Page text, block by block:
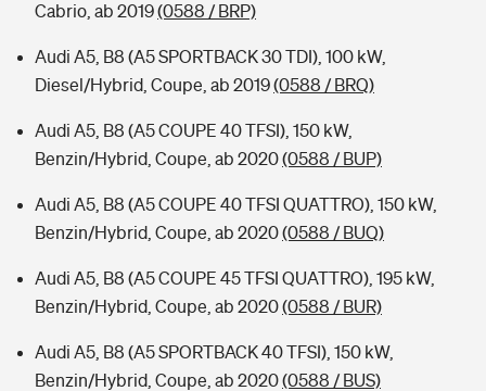
Cabrio, ab 2019(0588 / BRP)
Audi A5, B8 (A5 SPORTBACK 30 TDI), 100 kW,
Diesel/Hybrid, Coupe, ab 2019(0588 / BRQ)
Audi A5, B8 (A5 COUPE 40 TFSI), 150 kW,
Benzin/Hybrid, Coupe, ab 2020(0588 / BUP)
Audi A5, B8 (A5 COUPE 40 TFSI QUATTRO), 150 kW,
Benzin/Hybrid, Coupe, ab 2020(0588 / BUQ)
Audi A5, B8 (A5 COUPE 45 TFSI QUATTRO), 195 kW,
Benzin/Hybrid, Coupe, ab 2020(0588 / BUR)
Audi A5, B8 (A5 SPORTBACK 40 TFSI), 150 kW,
Benzin/Hybrid, Coupe, ab 2020(0588 / BUS)